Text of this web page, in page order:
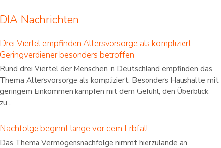
DIA Nachrichten
Drei Viertel empfinden Altersvorsorge als kompliziert –
Geringverdiener besonders betroffen
Rund drei Viertel der Menschen in Deutschland empfinden das
Thema Altersvorsorge als kompliziert. Besonders Haushalte mit
geringem Einkommen kämpfen mit dem Gefühl, den Überblick
zu...
Nachfolge beginnt lange vor dem Erbfall
Das Thema Vermögensnachfolge nimmt hierzulande an